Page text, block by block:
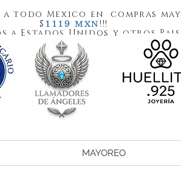
todo Mexico en compras
$ 1119 MXN!!!
a Estados Unidos y otros
MAYOREO